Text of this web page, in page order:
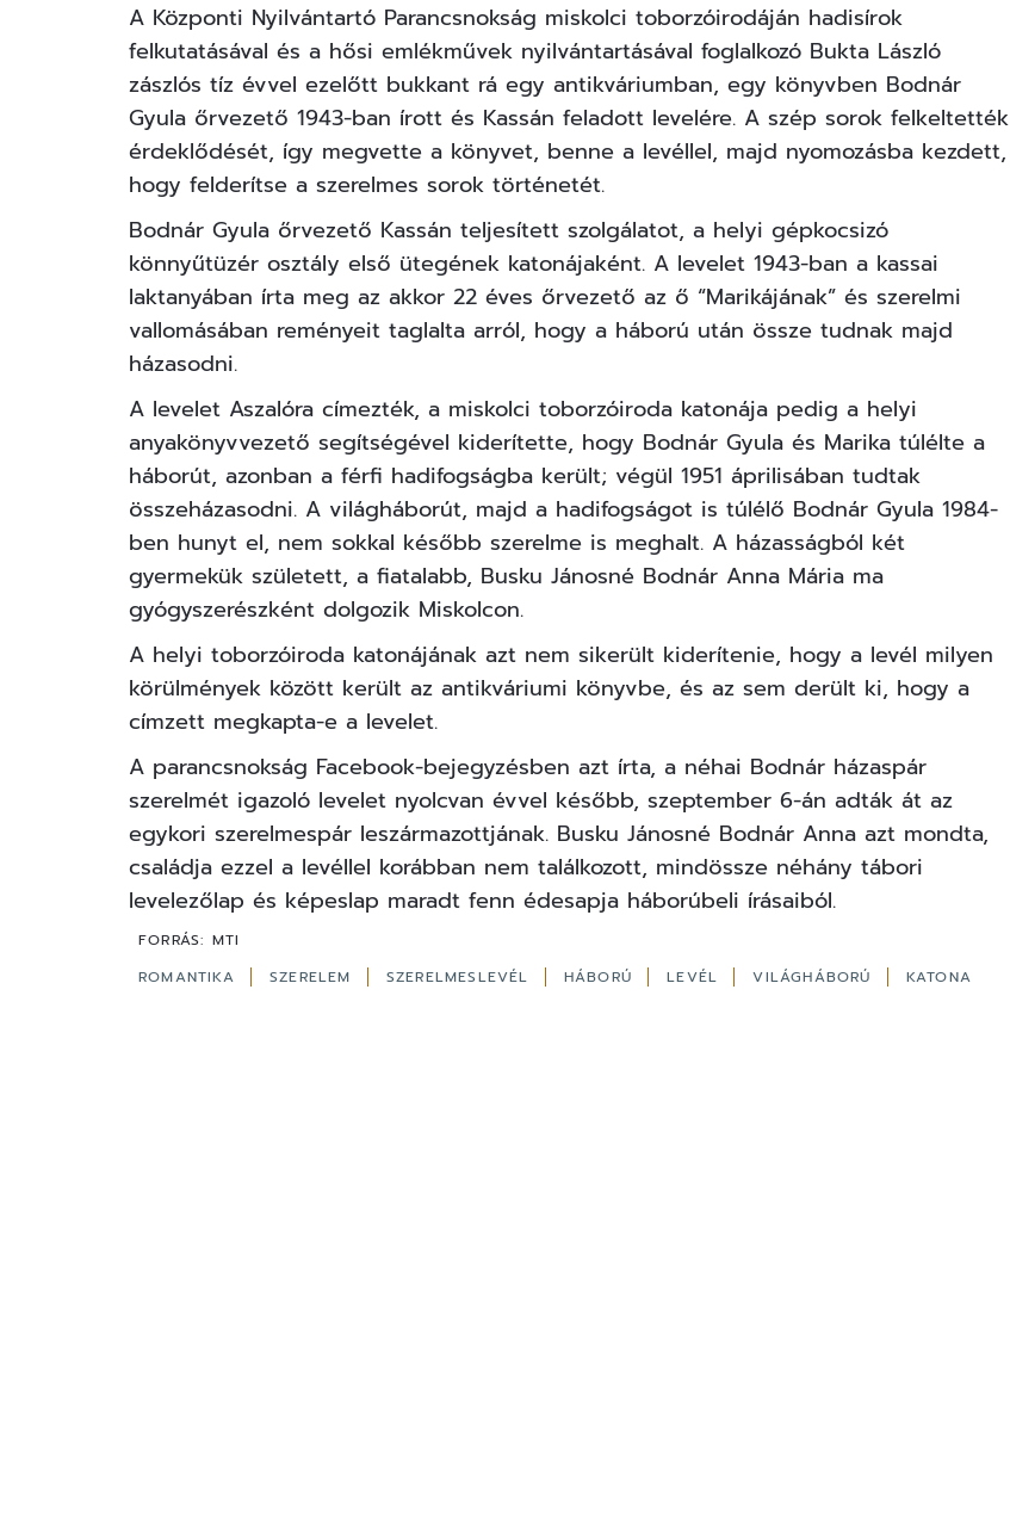
A Központi Nyilvántartó Parancsnokság miskolci toborzóirodáján hadisírok
felkutatásával és a hősi emlékművek nyilvántartásával foglalkozó Bukta László
zászlós tíz évvel ezelőtt bukkant rá egy antikváriumban, egy könyvben Bodnár
Gyula őrvezető 1943-ban írott és Kassán feladott levelére. A szép sorok felkeltették
érdeklődését, így megvette a könyvet, benne a levéllel, majd nyomozásba kezdett,
hogy felderítse a szerelmes sorok történetét.
Bodnár Gyula őrvezető Kassán teljesített szolgálatot, a helyi gépkocsizó
könnyűtüzér osztály első ütegének katonájaként. A levelet 1943-ban a kassai
laktanyában írta meg az akkor 22 éves őrvezető az ő “Marikájának” és szerelmi
vallomásában reményeit taglalta arról, hogy a háború után össze tudnak majd
házasodni.
A levelet Aszalóra címezték, a miskolci toborzóiroda katonája pedig a helyi
anyakönyvvezető segítségével kiderítette, hogy Bodnár Gyula és Marika túlélte a
háborút, azonban a férfi hadifogságba került; végül 1951 áprilisában tudtak
összeházasodni. A világháborút, majd a hadifogságot is túlélő Bodnár Gyula 1984-
ben hunyt el, nem sokkal később szerelme is meghalt. A házasságból két
gyermekük született, a fiatalabb, Busku Jánosné Bodnár Anna Mária ma
gyógyszerészként dolgozik Miskolcon.
A helyi toborzóiroda katonájának azt nem sikerült kiderítenie, hogy a levél milyen
körülmények között került az antikváriumi könyvbe, és az sem derült ki, hogy a
címzett megkapta-e a levelet.
A parancsnokság Facebook-bejegyzésben azt írta, a néhai Bodnár házaspár
szerelmét igazoló levelet nyolcvan évvel később, szeptember 6-án adták át az
egykori szerelmespár leszármazottjának. Busku Jánosné Bodnár Anna azt mondta,
családja ezzel a levéllel korábban nem találkozott, mindössze néhány tábori
levelezőlap és képeslap maradt fenn édesapja háborúbeli írásaiból.
FORRÁS: MTI
ROMANTIKA
SZERELEM SZERELMESLEVÉL HÁBORÚ LEVÉL VILÁGHÁBORÚ KATONA